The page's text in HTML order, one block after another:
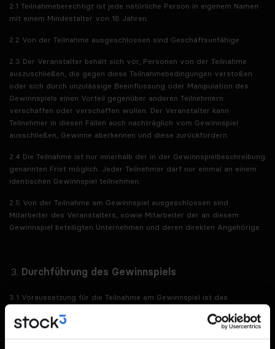
2.1 Teilnahmeberechtigt ist jede natürliche Person in eigenem Namen
mit einem Mindestalter von 18 Jahren.
2.2 Von der Teilnahme ausgeschlossen sind Geschäftsunfähige.
2.3 Der Veranstalter behält sich vor, Personen von der Teilnahme
auszuschließen, die gegen diese Teilnahmebedingungen verstoßen
oder sich durch unzulässige Beeinflussung oder Manipulation des
Gewinnspiels einen Vorteil gegenüber anderen Teilnehmern
verschaffen oder verschaffen wollen. Der Veranstalter kann
Teilnehmer in diesen Fällen auch nachträglich vom Gewinnspiel
ausschließen, Gewinne aberkennen und diese zurückfordern.
2.4 Die Teilnahme ist nur innerhalb der in der Gewinnspielbeschreibung
genannten Frist möglich. Jeder Teilnehmer darf nur einmal an einem
identischen Gewinnspiel teilnehmen.
2.5 Von der Teilnahme am Gewinnspiel ausgeschlossen sind
Mitarbeiter des Veranstalters, sowie Mitarbeiter der an diesem
Gewinnspiel beteiligten Unternehmen und deren direkten Angehörige.
Durchführung des Gewinnspiels
3.1 Voraussetzung für die Teilnahme am Gewinnspiel ist das
Voraussetzung für die Teilnahme am Gewinnspiel erforderlich sein, so